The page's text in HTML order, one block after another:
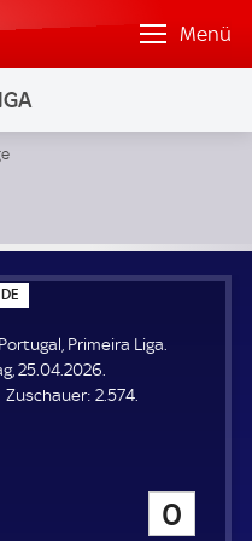
Menü
P
E
L
E
N
Primeira Liga.
25.04.2026.
Zuschauer: Z
2.574.
0